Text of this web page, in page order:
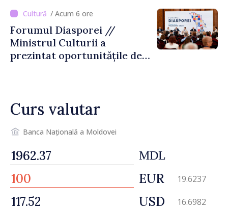
riscă amenzi de zeci de mii
de lei de lei/ Acum 6 ore
Forumul Diasporei //
Ministrul Culturii a
prezintat oportunitățile de
Curs valutar
Banca Națională a Moldovei
MDL
EUR 19.6237
USD 16.6982